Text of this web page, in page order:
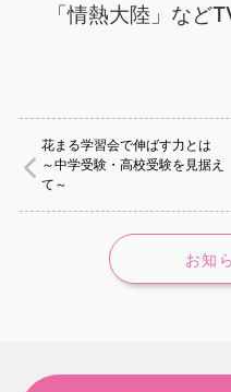
「情熱大陸」など
花まる学習会で伸ばす力とは
～中学受験・高校受験を見据え
て～
お知